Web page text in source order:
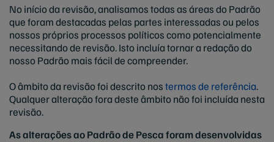
No início da revisão, analisamos todas as áreas do Padrão
que foram destacadas pelas partes interessadas ou pelos
nossos próprios processos políticos como potencialmente
necessitando de revisão. Isto incluía tornar a redação do
nosso Padrão mais fácil de compreender.
O âmbito da revisão foi descrito nostermos de referência.
Qualquer alteração fora deste âmbito não foi incluída nesta
revisão.
As alterações ao Padrão de Pesca foram desenvolvidas